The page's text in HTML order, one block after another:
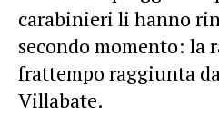
carabinieri li hanno
secondo momento: la
frattempo raggiunta
Villabate.